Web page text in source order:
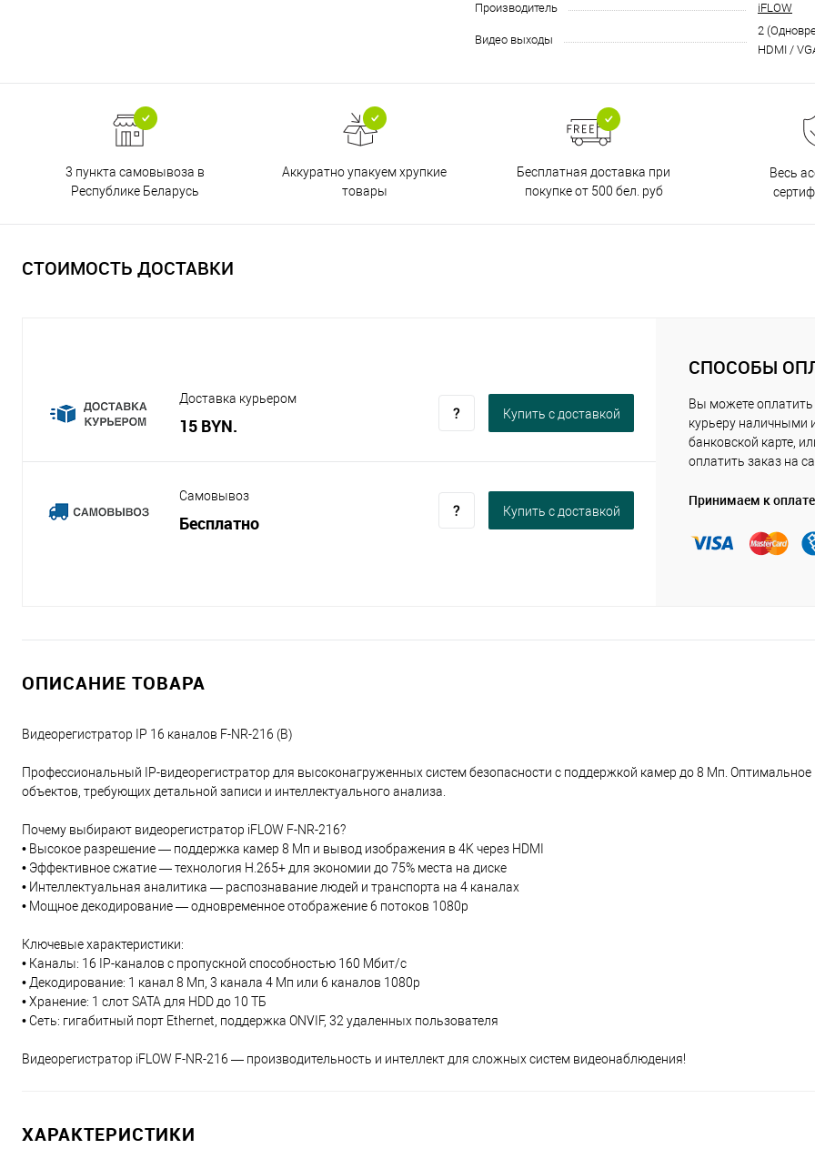
Производитель
iFLOW
Видео выходы
2
HDMI /
3 пункта самовывоза в
Республике Беларусь
Аккуратно упакуем хрупкие
товары
Бесплатная доставка при
покупке от 500 бел. руб
Весь
СТОИМОСТЬ ДОСТАВКИ
Доставка курьером
15 BYN.
Купить c доставкой
Самовывоз
Бесплатно
Купить c доставкой
СПОСОБЫ
Вы можете оплатить
курьеру наличными
банковской карте,
оплатить заказ на
Принимаем к оплате
ОПИСАНИЕ ТОВАРА
Видеорегистратор IP 16 каналов F-NR-216 (B)
Профессиональный IP-видеорегистратор для высоконагруженных систем безопасности с поддержкой камер до 8 Мп. Оптимальное
объектов, требующих детальной записи и интеллектуального анализа.
Почему выбирают видеорегистратор iFLOW F-NR-216?
• Высокое разрешение — поддержка камер 8 Мп и вывод изображения в 4K через HDMI
• Эффективное сжатие — технология H.265+ для экономии до 75% места на диске
• Интеллектуальная аналитика — распознавание людей и транспорта на 4 каналах
• Мощное декодирование — одновременное отображение 6 потоков 1080p
Ключевые характеристики:
• Каналы: 16 IP-каналов с пропускной способностью 160 Мбит/с
• Декодирование: 1 канал 8 Мп, 3 канала 4 Мп или 6 каналов 1080p
• Хранение: 1 слот SATA для HDD до 10 ТБ
• Сеть: гигабитный порт Ethernet, поддержка ONVIF, 32 удаленных пользователя
Видеорегистратор iFLOW F-NR-216 — производительность и интеллект для сложных систем видеонаблюдения!
ХАРАКТЕРИСТИКИ